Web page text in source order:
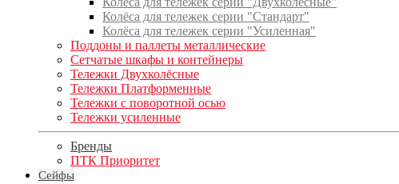
Колёса для тележек серии "Стандарт"
Колёса для тележек серии "Усиленная"
Поддоны и паллеты металлические
Сетчатые шкафы и контейнеры
Тележки Двухколёсные
Тележки Платформенные
Тележки с поворотной осью
Тележки усиленные
Бренды
ПТК Приоритет
Сейфы